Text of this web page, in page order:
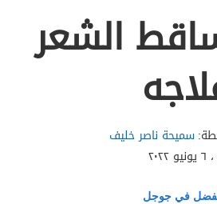
الشعر
سميحة ناصر خليف
في جوجل